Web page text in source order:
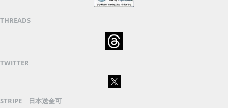
THREADS
TWITTER
STRIPE 日本送金可